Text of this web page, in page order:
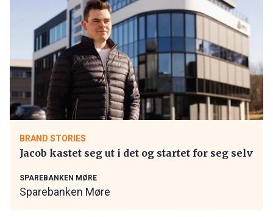
BRAND STORIES
Jacob kastet seg ut i det og startet for seg selv
SPAREBANKEN MØRE
Sparebanken Møre